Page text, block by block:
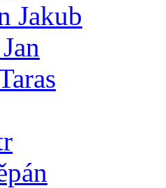
Jakub